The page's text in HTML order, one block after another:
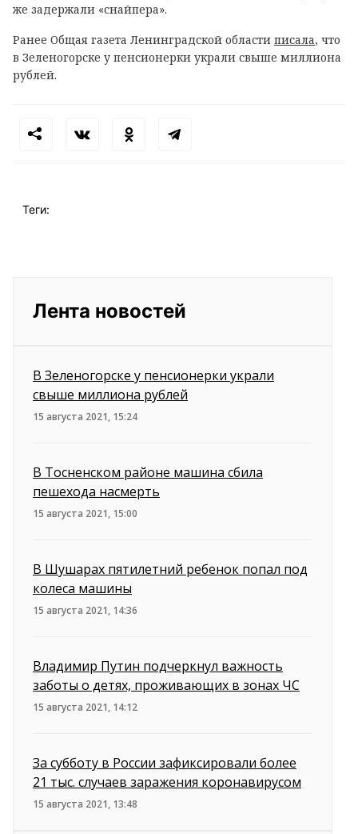
же задержали «снайпера».
Ранее Общая газета Ленинградской области писала, что
в Зеленогорске у пенсионерки украли свыше миллиона
рублей.
Теги:
Лента новостей
В Зеленогорске у пенсионерки украли
свыше миллиона рублей
15 августа 2021, 15:24
В Тосненском районе машина сбила
пешехода насмерть
15 августа 2021, 15:00
В Шушарах пятилетний ребенок попал под
колеса машины
15 августа 2021, 14:36
Владимир Путин подчеркнул важность
заботы о детях, проживающих в зонах ЧС
15 августа 2021, 14:12
За субботу в России зафиксировали более
21 тыс. случаев заражения коронавирусом
15 августа 2021, 13:48